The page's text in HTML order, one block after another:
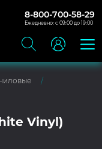
8-800-700-58-29
Ежедневно: с 09:00 до 19:00
Vinyl)